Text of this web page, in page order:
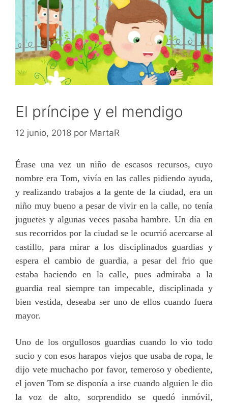
El príncipe y el mendigo
12 junio, 2018 por MartaR
Érase una vez un niño de escasos recursos, cuyo
nombre era Tom, vivía en las calles pidiendo ayuda,
y realizando trabajos a la gente de la ciudad, era un
niño muy bueno a pesar de vivir en la calle, no tenía
juguetes y algunas veces pasaba hambre. Un día en
sus recorridos por la ciudad se le ocurrió acercarse al
castillo, para mirar a los disciplinados guardias y
espera el cambio de guardia, a pesar del frio que
estaba haciendo en la calle, pues admiraba a la
guardia real siempre tan impecable, disciplinada y
bien vestida, deseaba ser uno de ellos cuando fuera
mayor.
Uno de los orgullosos guardias cuando lo vio todo
sucio y con esos harapos viejos que usaba de ropa, le
dijo vete muchacho por favor, temeroso y obediente,
el joven Tom se disponía a irse cuando alguien le dio
la voz de alto, sorprendido se quedó inmóvil,